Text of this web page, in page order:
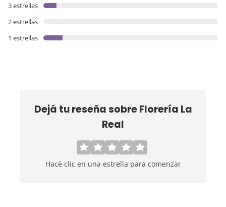
3 estrellas
2 estrellas
1 estrellas
Dejá tu reseña sobreFlorería La
Real
Hacé clic en una estrella para comenzar